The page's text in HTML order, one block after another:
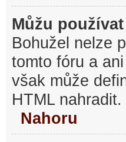
Můžu
Bohužel nelze
tomto fóru a
však může
HTML nahradit.
Nahoru